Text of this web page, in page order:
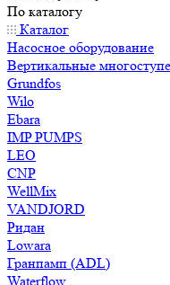
По каталогу
Каталог
Насосное оборудование
Вертикальные
Grundfos
Wilo
Ebara
IMP PUMPS
LEO
CNP
WellMix
VANDJORD
Ридан
Lowara
Гранпамп (ADL)
Waterflow